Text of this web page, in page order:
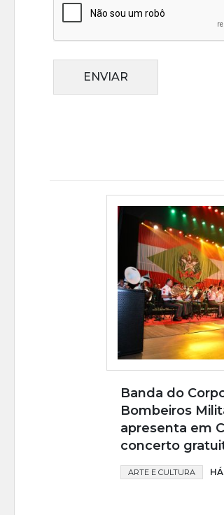
ENVIAR
Banda do
Bombeiros
apresenta em
concerto
ARTE E CULTURA